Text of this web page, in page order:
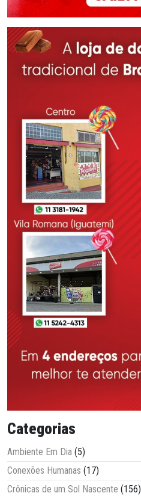
Categorias
Ambiente Em Dia (5)
Conexões Humanas (17)
Crônicas de um Sol Nascente (156)